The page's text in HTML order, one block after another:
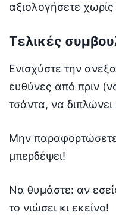
αξιολογήσετε
Τελικές
Ενισχύστε την
ευθύνες από πριν
τσάντα, να
Μην
μπερδέψει!
Να θυμάστε: αν
το νιώσει κι εκείνο!